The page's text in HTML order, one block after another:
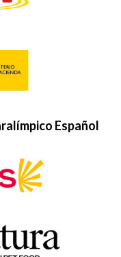
Español